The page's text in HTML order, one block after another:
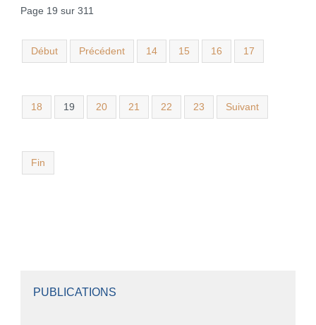
Page 19 sur 311
Début Précédent 14 15 16 17
18 19 20 21 22 23 Suivant
Fin
PUBLICATIONS